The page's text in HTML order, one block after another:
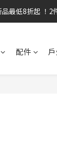
品最低8折起 ！2
品最低8折起 ！2
包送好運鑰匙
配件